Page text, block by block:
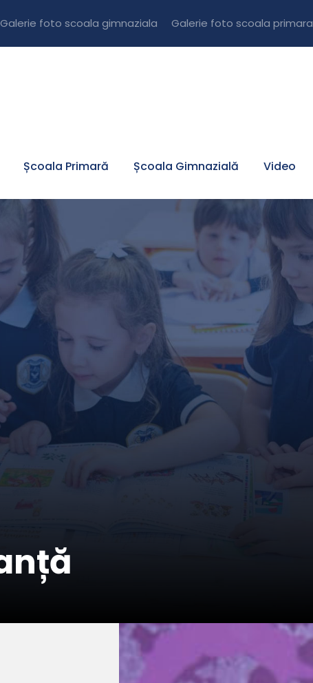
Galerie foto scoala gimnaziala Galerie foto scoala primara
Școala Primară Școala Gimnazială Video